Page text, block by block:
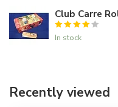
Club Carre
In stock
Recently viewed